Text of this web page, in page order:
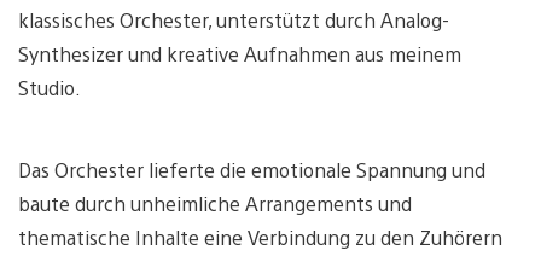
klassisches Orchester, unterstützt durch Analog-
Synthesizer und kreative Aufnahmen aus meinem
Studio.
Das Orchester lieferte die emotionale Spannung und
baute durch unheimliche Arrangements und
thematische Inhalte eine Verbindung zu den Zuhörern